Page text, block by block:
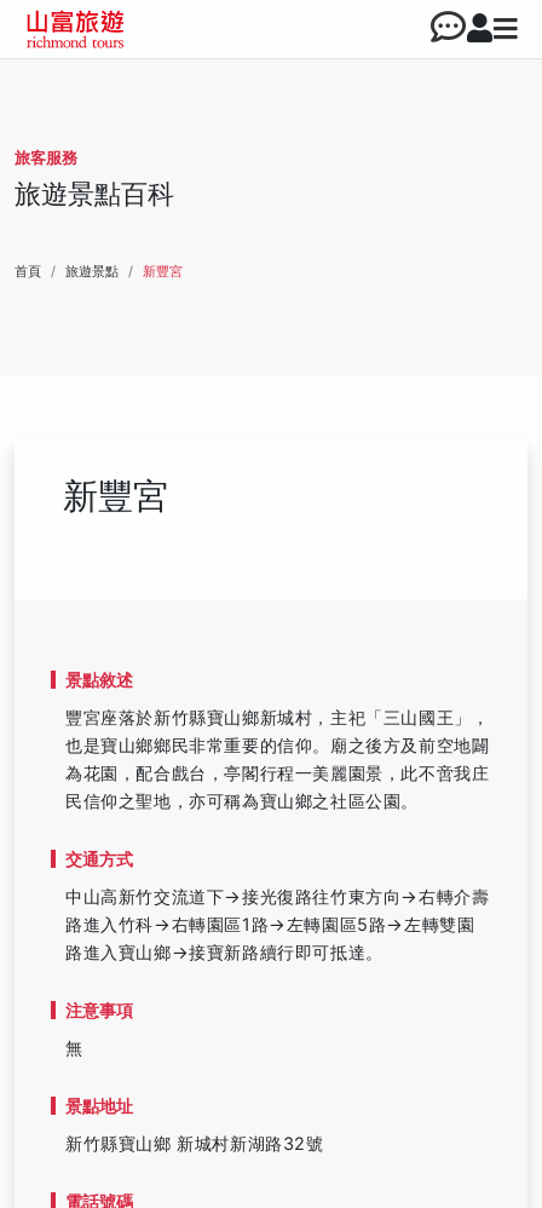
旅客服務
旅遊景點百科
首頁 旅遊景點 新豐宮
新豐宮
景點敘述
豐宮座落於新竹縣寶山鄉新城村，主祀「三山國王」，
也是寶山鄉鄉民非常重要的信仰。廟之後方及前空地闢
為花園，配合戲台，亭閣行程一美麗園景，此不啻我庄
民信仰之聖地，亦可稱為寶山鄉之社區公園。
交通方式
中山高新竹交流道下→接光復路往竹東方向→右轉介壽
路進入竹科→右轉園區1路→左轉園區5路→左轉雙園
路進入寶山鄉→接寶新路續行即可抵達。
注意事項
無
景點地址
新竹縣寶山鄉 新城村新湖路32號
電話號碼